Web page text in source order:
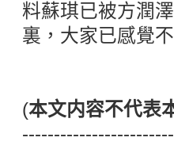
料蘇琪已被方潤
裏，大家已感覺
(本文内容不代表